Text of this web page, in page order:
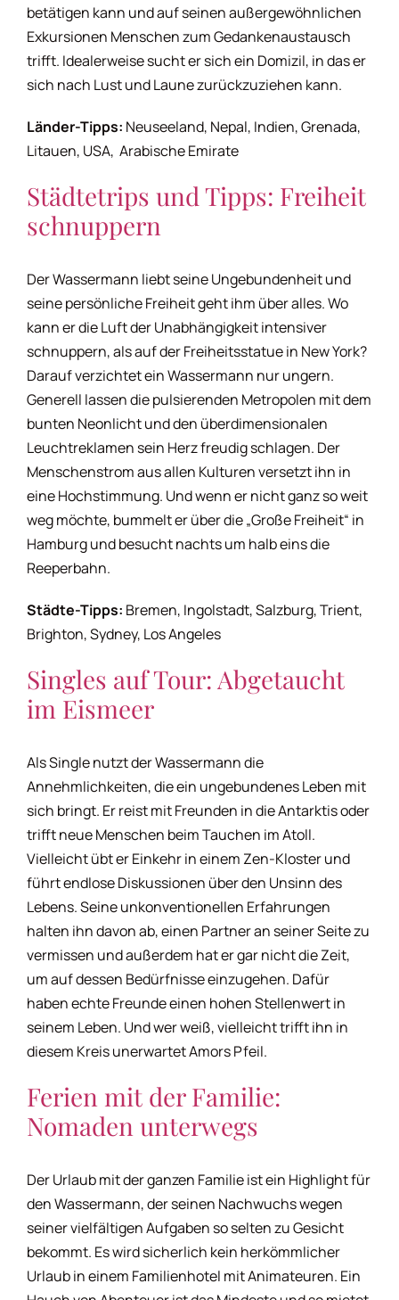
Männerhoroskop
Modehoroskop
Mondhoroskop
Musikhoroskop
Partnerhoroskop
Singlehoroskop
Treuehoroskop
Trinkhoroskop
Urlaubshoroskop
Wellnesshoroskop
Wochenendhoroskop
betätigen kann und auf seinen außergewöhnlichen
Exkursionen Menschen zum Gedankenaustausch
trifft. Idealerweise sucht er sich ein Domizil, in das er
sich nach Lust und Laune zurückzuziehen kann.
Länder-Tipps: Neuseeland, Nepal, Indien, Grenada,
Litauen, USA, Arabische Emirate
Städtetrips und Tipps: Freiheit
schnuppern
Der Wassermann liebt seine Ungebundenheit und
seine persönliche Freiheit geht ihm über alles. Wo
kann er die Luft der Unabhängigkeit intensiver
schnuppern, als auf der Freiheitsstatue in New York?
Darauf verzichtet ein Wassermann nur ungern.
Generell lassen die pulsierenden Metropolen mit dem
bunten Neonlicht und den überdimensionalen
Leuchtreklamen sein Herz freudig schlagen. Der
Menschenstrom aus allen Kulturen versetzt ihn in
eine Hochstimmung. Und wenn er nicht ganz so weit
weg möchte, bummelt er über die „Große Freiheit“ in
Hamburg und besucht nachts um halb eins die
Reeperbahn.
Städte-Tipps: Bremen, Ingolstadt, Salzburg, Trient,
Brighton, Sydney, Los Angeles
Singles auf Tour: Abgetaucht
im Eismeer
Als Single nutzt der Wassermann die
Annehmlichkeiten, die ein ungebundenes Leben mit
sich bringt. Er reist mit Freunden in die Antarktis oder
trifft neue Menschen beim Tauchen im Atoll.
Vielleicht übt er Einkehr in einem Zen-Kloster und
führt endlose Diskussionen über den Unsinn des
Lebens. Seine unkonventionellen Erfahrungen
halten ihn davon ab, einen Partner an seiner Seite zu
vermissen und außerdem hat er gar nicht die Zeit,
um auf dessen Bedürfnisse einzugehen. Dafür
haben echte Freunde einen hohen Stellenwert in
seinem Leben. Und wer weiß, vielleicht trifft ihn in
diesem Kreis unerwartet Amors Pfeil.
Ferien mit der Familie:
Nomaden unterwegs
Der Urlaub mit der ganzen Familie ist ein Highlight für
den Wassermann, der seinen Nachwuchs wegen
seiner vielfältigen Aufgaben so selten zu Gesicht
bekommt. Es wird sicherlich kein herkömmlicher
Urlaub in einem Familienhotel mit Animateuren. Ein